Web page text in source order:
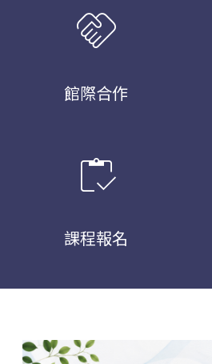
handshake
館際合作
inventory
課程報名